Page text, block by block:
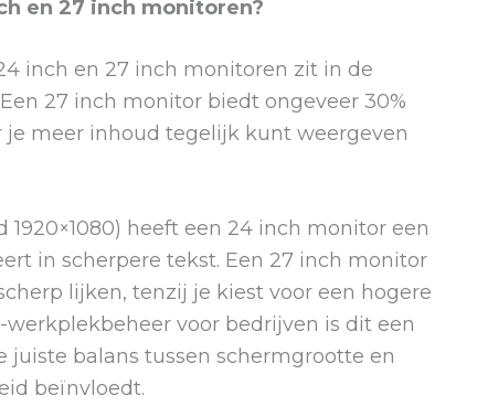
en 27 inch monitoren?
inch en 27 inch monitoren zit in de
27 inch monitor biedt ongeveer 30%
meer inhoud tegelijk kunt weergeven
heeft een 24 inch monitor een
in scherpere tekst. Een 27 inch monitor
lijken, tenzij je kiest voor een hogere
werkplekbeheer voor bedrijven is dit een
balans tussen schermgrootte en
beïnvloedt.